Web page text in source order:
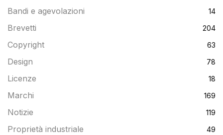
Bandi e agevolazioni 14
Brevetti 204
Copyright 63
Design 78
Licenze 18
Marchi 169
Notizie 119
Proprietà industriale 49